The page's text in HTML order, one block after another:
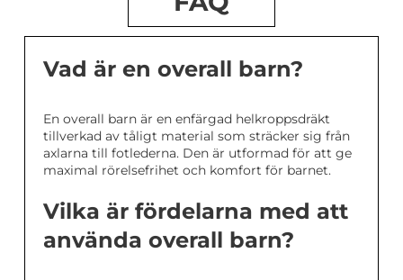
Vad är en overall barn?
En overall barn är en enfärgad helkroppsdräkt
tillverkad av tåligt material som sträcker sig från
axlarna till fotlederna. Den är utformad för att ge
maximal rörelsefrihet och komfort för barnet.
Vilka är fördelarna med att
använda overall barn?